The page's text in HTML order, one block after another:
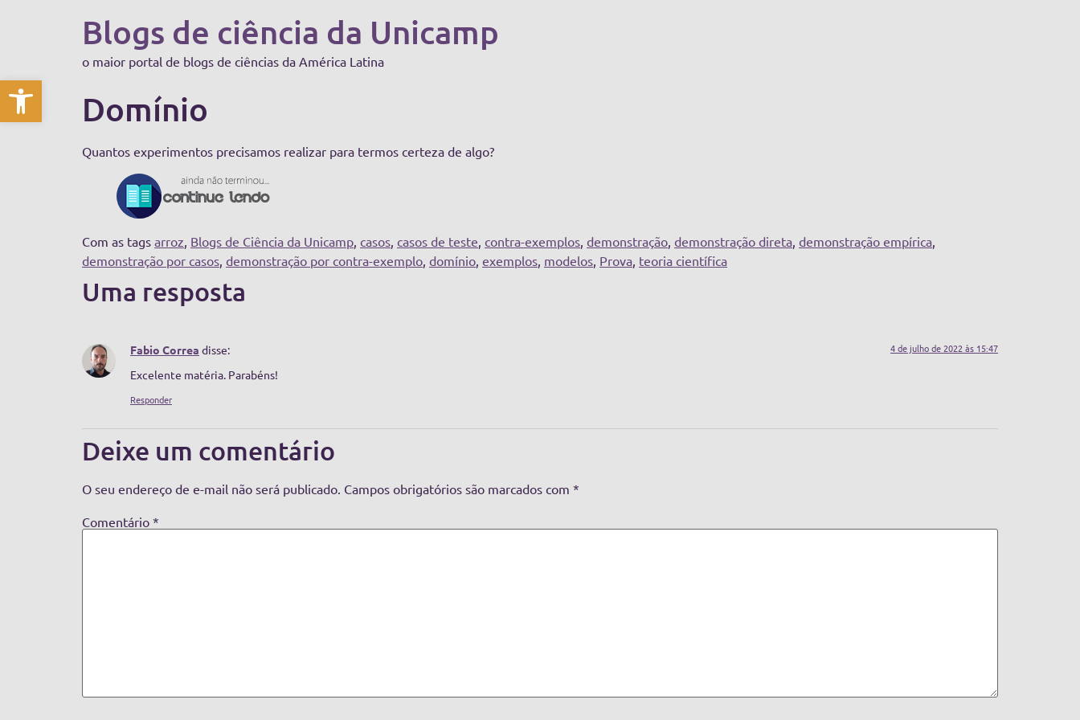
Abrir a barra de ferramentas
Blogs de ciência da Unicamp
o maior portal de blogs de ciências da América Latina
Domínio
Quantos experimentos precisamos realizar para termos certeza de algo?
Com as tags arroz, Blogs de Ciência da Unicamp, casos, casos de teste, contra-exemplos, demonstração, demonstração direta, demonstração empírica,
demonstração por casos, demonstração por contra-exemplo, domínio, exemplos, modelos, Prova, teoria científica
Uma resposta
Fabio Correa disse: 4 de julho de 2022 às 15:47
Excelente matéria. Parabéns!
Responder
Deixe um comentário
O seu endereço de e-mail não será publicado. Campos obrigatórios são marcados com *
Comentário *